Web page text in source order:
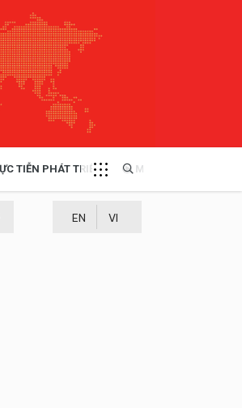
TIỄN PHÁT TRIỂN MULTIMEDIA
EN VI